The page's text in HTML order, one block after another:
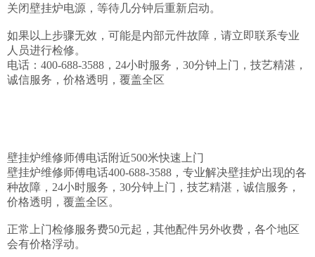
关闭壁挂炉电源，等待几分钟后重新启动。
如果以上步骤无效，可能是内部元件故障，请立即联系专业
人员进行检修。
电话：400-688-3588，24小时服务，30分钟上门，技艺精湛，
诚信服务，价格透明，覆盖全区
壁挂炉维修师傅电话附近500米快速上门
壁挂炉维修师傅电话400-688-3588，专业解决壁挂炉出现的各
种故障，24小时服务，30分钟上门，技艺精湛，诚信服务，
价格透明，覆盖全区。
正常上门检修服务费50元起，其他配件另外收费，各个地区
会有价格浮动。